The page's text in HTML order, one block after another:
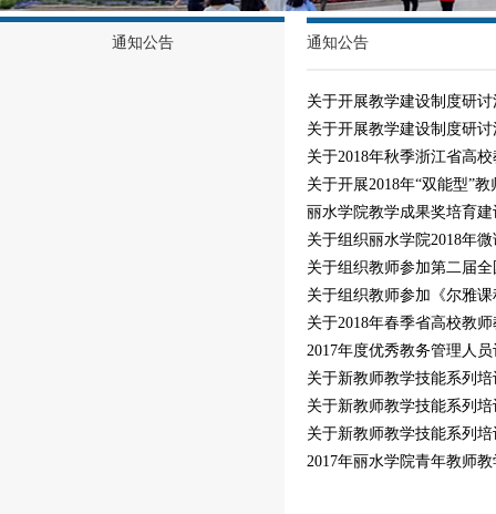
通知公告 通知公告
关于开展教学建设制度研
关于开展教学建设制度研
关于2018年秋季浙江省高
关于开展2018年“双能型”
丽水学院教学成果奖培育
关于组织丽水学院2018年
关于组织教师参加第二届
关于组织教师参加《尔雅
关于2018年春季省高校教
2017年度优秀教务管理人
关于新教师教学技能系列
关于新教师教学技能系列
关于新教师教学技能系列
2017年丽水学院青年教师